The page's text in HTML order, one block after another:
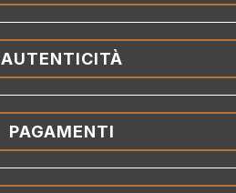
AUTENTICITÀ
PAGAMENTI